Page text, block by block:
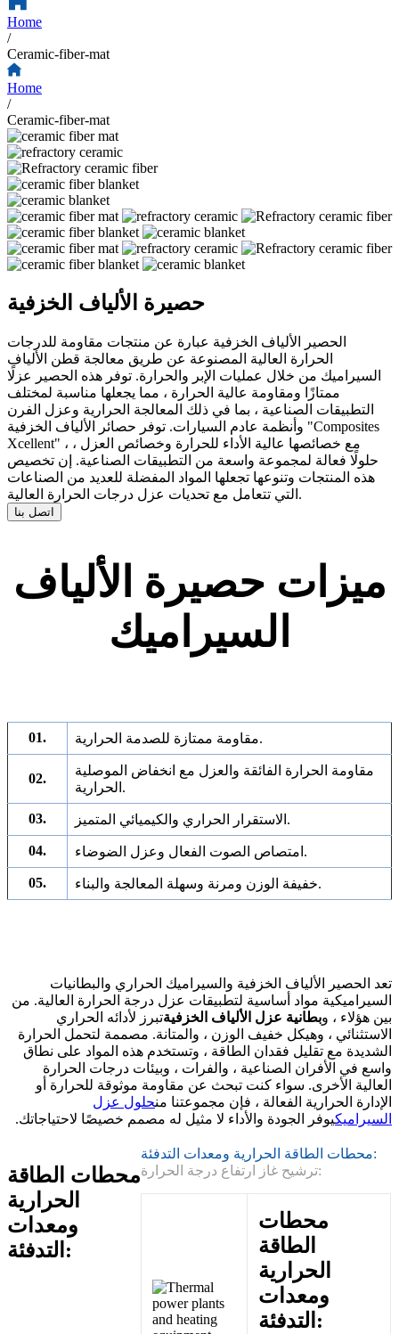
Home
/
Ceramic-fiber-mat
Home
/
Ceramic-fiber-mat
حصيرة الألياف الخزفية
الحصير الألياف الخزفية عبارة عن منتجات مقاومة للدرجات
الحرارة العالية المصنوعة عن طريق معالجة قطن الألياف
السيراميك من خلال عمليات الإبر والحرارة. توفر هذه الحصير عزلًا
ممتازًا ومقاومة عالية الحرارة ، مما يجعلها مناسبة لمختلف
التطبيقات الصناعية ، بما في ذلك المعالجة الحرارية وعزل الفرن
وأنظمة عادم السيارات. توفر حصائر الألياف الخزفية "Composites
Xcellent" ، مع خصائصها عالية الأداء للحرارة وخصائص العزل ،
حلولًا فعالة لمجموعة واسعة من التطبيقات الصناعية. إن تخصيص
هذه المنتجات وتنوعها تجعلها المواد المفضلة للعديد من الصناعات
التي تتعامل مع تحديات عزل درجات الحرارة العالية.
اتصل بنا
ميزات حصيرة الألياف
السيراميك
01. مقاومة ممتازة للصدمة الحرارية.
02.
مقاومة الحرارة الفائقة والعزل مع انخفاض الموصلية
الحرارية.
03. الاستقرار الحراري والكيميائي المتميز.
04. امتصاص الصوت الفعال وعزل الضوضاء.
05. خفيفة الوزن ومرنة وسهلة المعالجة والبناء.
تعد الحصير الألياف الخزفية والسيراميك الحراري والبطانيات
السيراميكية مواد أساسية لتطبيقات عزل درجة الحرارة العالية. من
بين هؤلاء ، وبطانية عزل الألياف الخزفيةتبرز لأدائه الحراري
الاستثنائي ، وهيكل خفيف الوزن ، والمتانة. مصممة لتحمل الحرارة
الشديدة مع تقليل فقدان الطاقة ، وتستخدم هذه المواد على نطاق
واسع في الأفران الصناعية ، والفرات ، وبيئات درجات الحرارة
العالية الأخرى. سواء كنت تبحث عن مقاومة موثوقة للحرارة أو
الإدارة الحرارية الفعالة ، فإن مجموعتنا منحلول عزل
السيراميكيوفر الجودة والأداء لا مثيل له مصمم خصيصًا لاحتياجاتك.
محطات الطاقة
الحرارية
ومعدات
التدفئة:
محطات الطاقة الحرارية ومعدات التدفئة:
ترشيح غاز ارتفاع درجة الحرارة:
محطات
الطاقة
الحرارية
ومعدات
التدفئة: